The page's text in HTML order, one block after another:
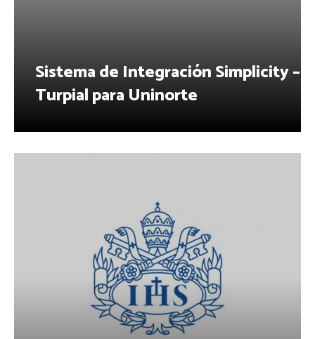
Sistema de Integración Simplicity –
Turpial para Uninorte